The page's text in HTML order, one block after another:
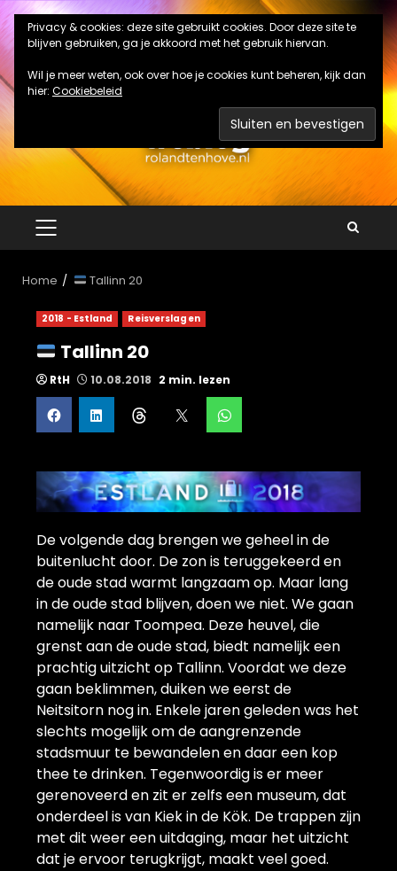
Ga
naar
de
inhoud
PRIMAIR
MENU
Home Tallinn 20
2018 - Estland Reisverslagen
Tallinn 20
RtH 10.08.2018 2 min. lezen
De volgende dag brengen we geheel in de
buitenlucht door. De zon is teruggekeerd en
de oude stad warmt langzaam op. Maar lang
in de oude stad blijven, doen we niet. We gaan
namelijk naar Toompea. Deze heuvel, die
grenst aan de oude stad, biedt namelijk een
prachtig uitzicht op Tallinn. Voordat we deze
gaan beklimmen, duiken we eerst de
Neitsitorn nog in. Enkele jaren geleden was het
slechts mogelijk om de aangrenzende
stadsmuur te bewandelen en daar een kop
thee te drinken. Tegenwoordig is er meer
gerenoveerd en zit er zelfs een museum, dat
onderdeel is van Kiek in de Kök. De trappen zijn
met dit weer een uitdaging, maar het uitzicht
dat je ervoor terugkrijgt, maakt veel goed.
Privacy & cookies: deze site gebruikt cookies. Door deze site te
blijven gebruiken, ga je akkoord met het gebruik hiervan.
Wil je meer weten, ook over hoe je cookies kunt beheren, kijk dan
hier: Cookiebeleid